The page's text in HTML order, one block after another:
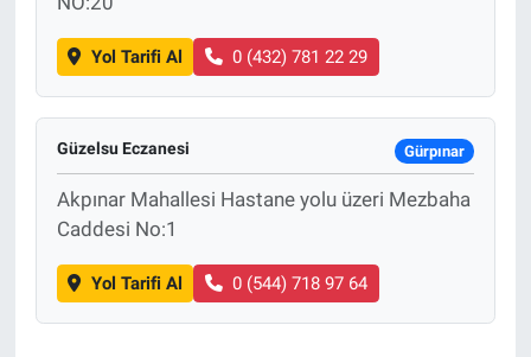
Yol Tarifi Al 0 (432) 781 22 29
Güzelsu Eczanesi Gürpınar
Akpınar Mahallesi Hastane yolu üzeri Mezbaha
Caddesi No:1
Yol Tarifi Al 0 (544) 718 97 64